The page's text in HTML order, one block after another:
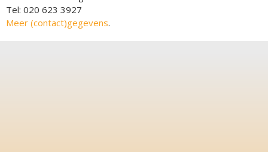
Tel: 020 623 3927
Meer (contact)gegevens.